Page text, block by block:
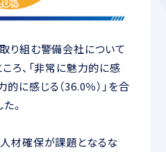
り組む警備会社について
ろ、「非常に魅力的に感
的に感じる（36.0％）」を合
。
材確保が課題となるな